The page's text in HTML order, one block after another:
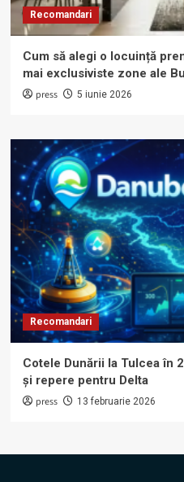
Recomandari
Cum să alegi o locuință
mai exclusiviste zone ale
press 5 iunie 2026
Recomandari
Cotele Dunării la Tulcea în
și repere pentru Delta
press 13 februarie 2026